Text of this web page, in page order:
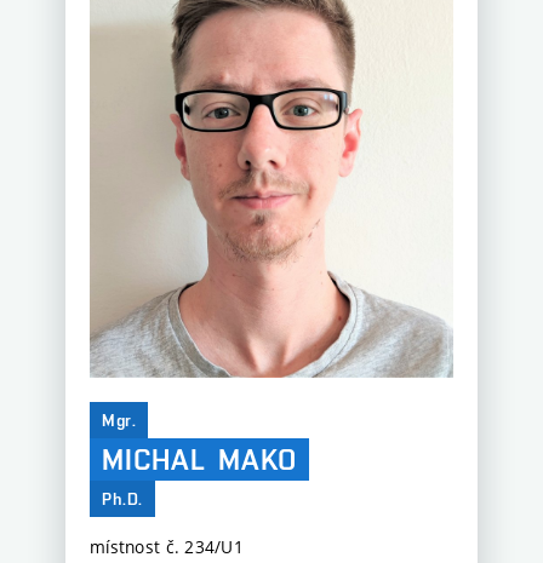
Mgr.
MICHAL MAKO
Ph.D.
místnost č. 234/U1